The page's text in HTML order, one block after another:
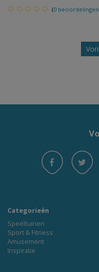
(0 beoordelingen
Categorieën
Speeltuinen
Sport & Fitness
Amusement
Inspiratie